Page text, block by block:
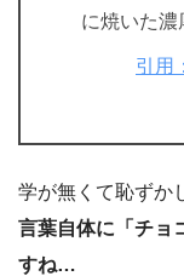
に焼いた濃
引用
学が無くて恥ずか
言葉自体に「チョ
すね…